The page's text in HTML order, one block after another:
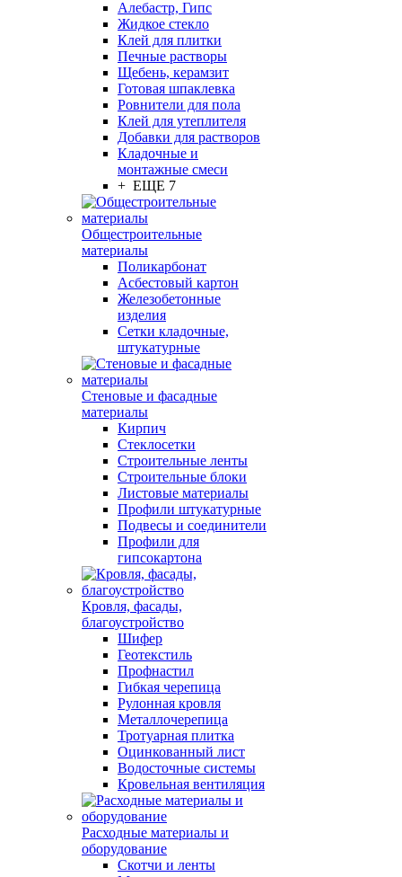
Алебастр, Гипс
Жидкое стекло
Клей для плитки
Печные растворы
Щебень, керамзит
Готовая шпаклевка
Ровнители для пола
Клей для утеплителя
Добавки для растворов
Кладочные и
монтажные смеси
+ ЕЩЕ 7
Общестроительные
материалы
Поликарбонат
Асбестовый картон
Железобетонные
изделия
Сетки кладочные,
штукатурные
Стеновые и фасадные
материалы
Кирпич
Стеклосетки
Строительные ленты
Строительные блоки
Листовые материалы
Профили штукатурные
Подвесы и соединители
Профили для
гипсокартона
Кровля, фасады,
благоустройство
Шифер
Геотекстиль
Профнастил
Гибкая черепица
Рулонная кровля
Металлочерепица
Тротуарная плитка
Оцинкованный лист
Водосточные системы
Кровельная вентиляция
Расходные материалы и
оборудование
Скотчи и ленты